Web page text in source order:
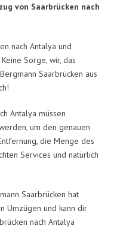
von Saarbrücken nach
nach Antalya und
Sorge, wir, das
Saarbrücken aus
Antalya müssen
um den genauen
die Menge des
Services und natürlich
Saarbrücken hat
Umzügen und kann dir
nach Antalya